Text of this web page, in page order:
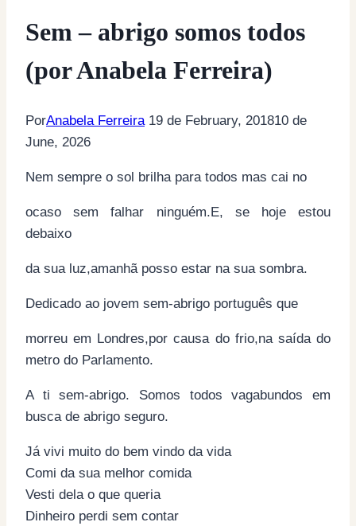
Sem – abrigo somos todos
(por Anabela Ferreira)
PorAnabela Ferreira 19 de February, 201810 de
June, 2026
Nem sempre o sol brilha para todos mas cai no
ocaso sem falhar ninguém.E, se hoje estou
debaixo
da sua luz,amanhã posso estar na sua sombra.
Dedicado ao jovem sem-abrigo português que
morreu em Londres,por causa do frio,na saída do
metro do Parlamento.
A ti sem-abrigo. Somos todos vagabundos em
busca de abrigo seguro.
Já vivi muito do bem vindo da vida
Comi da sua melhor comida
Vesti dela o que queria
Dinheiro perdi sem contar